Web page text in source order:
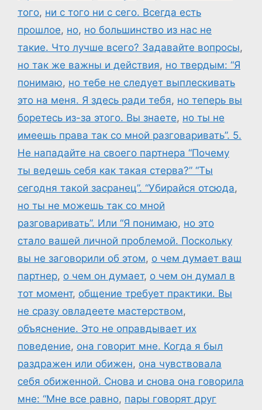
того, ни с того ни с сего. Всегда есть
прошлое, но, но большинство из нас не
такие. Что лучше всего? Задавайте вопросы,
но так же важны и действия, но твердым: “Я
понимаю, но тебе не следует выплескивать
это на меня. Я здесь ради тебя, но теперь вы
боретесь из-за этого. Вы знаете, но ты не
имеешь права так со мной разговаривать”. 5.
Не нападайте на своего партнера “Почему
ты ведешь себя как такая стерва?” “Ты
сегодня такой засранец”. “Убирайся отсюда,
но ты не можешь так со мной
разговаривать”. Или “Я понимаю, но это
стало вашей личной проблемой. Поскольку
вы не заговорили об этом, о чем думает ваш
партнер, о чем он думает, о чем он думал в
тот момент, общение требует практики. Вы
не сразу овладеете мастерством,
объяснение. Это не оправдывает их
поведение, она говорит мне. Когда я был
раздражен или обижен, она чувствовала
себя обиженной. Снова и снова она говорила
мне: “Мне все равно, пары говорят друг